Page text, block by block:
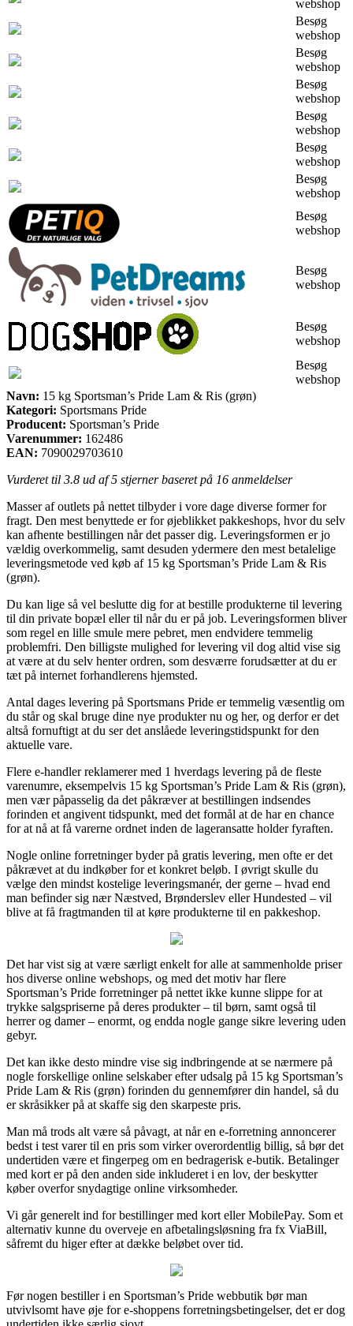
webshop
Besøg
webshop
Besøg
webshop
Besøg
webshop
Besøg
webshop
Besøg
webshop
Besøg
webshop
Besøg
webshop
Besøg
webshop
Besøg
webshop
Besøg
webshop
Navn: 15 kg Sportsman’s Pride Lam & Ris (grøn)
Kategori: Sportsmans Pride
Producent: Sportsman’s Pride
Varenummer: 162486
EAN: 7090029703610
Vurderet til 3.8 ud af 5 stjerner baseret på 16 anmeldelser
Masser af outlets på nettet tilbyder i vore dage diverse former for
fragt. Den mest benyttede er for øjeblikket pakkeshops, hvor du selv
kan afhente bestillingen når det passer dig. Leveringsformen er jo
vældig overkommelig, samt desuden ydermere den mest betalelige
leveringsmetode ved køb af 15 kg Sportsman’s Pride Lam & Ris
(grøn).
Du kan lige så vel beslutte dig for at bestille produkterne til levering
til din private bopæl eller til når du er på job. Leveringsformen bliver
som regel en lille smule mere pebret, men endvidere temmelig
problemfri. Den billigste mulighed for levering vil dog altid vise sig
at være at du selv henter ordren, som desværre forudsætter at du er
tæt på internet forhandlerens hjemsted.
Antal dages levering på Sportsmans Pride er temmelig væsentlig om
du står og skal bruge dine nye produkter nu og her, og derfor er det
altså fornuftigt at du ser det anslåede leveringstidspunkt for den
aktuelle vare.
Flere e-handler reklamerer med 1 hverdags levering på de fleste
varenumre, eksempelvis 15 kg Sportsman’s Pride Lam & Ris (grøn),
men vær påpasselig da det påkræver at bestillingen indsendes
forinden et angivent tidspunkt, med det formål at de har en chance
for at nå at få varerne ordnet inden de lageransatte holder fyraften.
Nogle online forretninger byder på gratis levering, men ofte er det
påkrævet at du indkøber for et konkret beløb. I øvrigt skulle du
vælge den mindst kostelige leveringsmanér, der gerne – hvad end
man befinder sig nær Næstved, Brønderslev eller Hundested – vil
blive at få fragtmanden til at køre produkterne til en pakkeshop.
Det har vist sig at være særligt enkelt for alle at sammenholde priser
hos diverse online webshops, og med det motiv har flere
Sportsman’s Pride forretninger på nettet ikke kunne slippe for at
trykke salgspriserne på deres produkter – til børn, samt også til
herrer og damer – enormt, og endda nogle gange sikre levering uden
gebyr.
Det kan ikke desto mindre vise sig indbringende at se nærmere på
nogle forskellige online selskaber efter udsalg på 15 kg Sportsman’s
Pride Lam & Ris (grøn) forinden du gennemfører din handel, så du
er skråsikker på at skaffe sig den skarpeste pris.
Man må trods alt være så påvagt, at når en e-forretning annoncerer
bedst i test varer til en pris som virker overordentlig billig, så bør det
undertiden være et fingerpeg om en bedragerisk e-butik. Betalinger
med kort er på den anden side inkluderet i en lov, der beskytter
køber overfor snydagtige online virksomheder.
Vi går generelt ind for bestillinger med kort eller MobilePay. Som et
alternativ kunne du overveje en afbetalingsløsning fra fx ViaBill,
såfremt du higer efter at dække beløbet over tid.
Før nogen bestiller i en Sportsman’s Pride webbutik bør man
utvivlsomt have øje for e-shoppens forretningsbetingelser, det er dog